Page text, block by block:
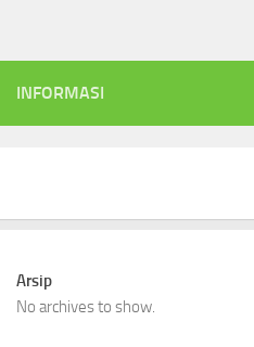
INFORMASI
Arsip
No archives to show.